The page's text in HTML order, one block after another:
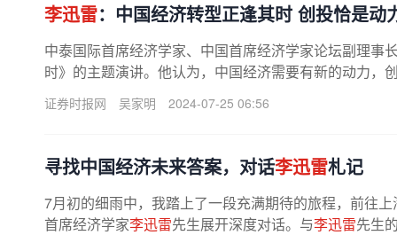
李迅雷：中国经济转型正逢其时 创投恰是动
中泰国际首席经济学家、中国首席经济学家论坛副理事
时》的主题演讲。他认为，中国经济需要有新的动力，
李迅雷 认为，中国经济保持较快增速...
证券时报网 吴家明 2024-07-25 06:56
寻找中国经济未来答案，对话李迅雷札记
7月初的细雨中，我踏上了一段充满期待的旅程，前往
首席经济学家李迅雷先生展开深度对话。与李迅雷先生